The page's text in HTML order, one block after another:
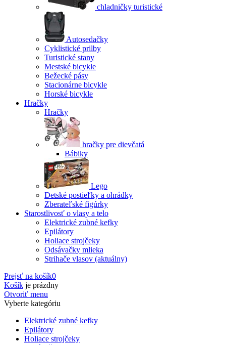
chladničky turistické
Autosedačky
Cyklistické prilby
Turistické stany
Mestské bicykle
Bežecké pásy
Stacionárne bicykle
Horské bicykle
Hračky
Hračky
hračky pre dievčatá
Bábiky
Lego
Detské postieľky a ohrádky
Zberateľské figúrky
Starostlivosť o vlasy a telo
Elektrické zubné kefky
Epilátory
Holiace strojčeky
Odsávačky mlieka
Strihače vlasov (aktuálny)
Prejsť na košík0
Košík je prázdny
Otvoriť menu
Vyberte kategóriu
Elektrické zubné kefky
Epilátory
Holiace strojčeky